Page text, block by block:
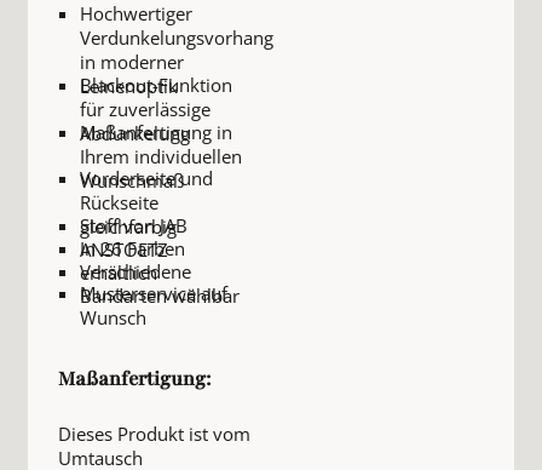
Hochwertiger
Verdunkelungsvorhang
in moderner
Leinenoptik
Blackout-Funktion
für zuverlässige
Abdunkelung
Maßanfertigung in
Ihrem individuellen
Wunschmaß
Vorderseite und
Rückseite
gleichfarbig
Stoff von JAB
ANSTOETZ
In 26 Farben
erhältlich
Verschiedene
Bandarten wählbar
Musterservice auf
Wunsch
Maßanfertigung:
Dieses Produkt ist vom
Umtausch